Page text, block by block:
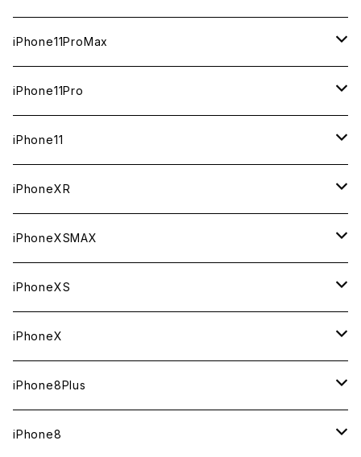
中古（整備済み）
中古（整備済み）
新品
中古（整備済み）
中古（整備済み）
新品
中古（整備済み）
128GB
新品
中古（整備済み）
新品
中古（整備済み）
128GB
新品
中古（整備済み）
64GB
新品
中古（整備済み）
256GB
新品
中古（整備済み）
128GB
新品
中古（整備済み）
64GB
新品
中古（整備済み）
iPhone11ProMax
512GB
新品
中古（整備済み）
256GB
新品
中古（整備済み）
64GB
新品
中古（整備済み）
iPhone11Pro
512GB
新品
中古（整備済み）
256GB
新品
中古（整備済み）
64GB
新品
中古（整備済み）
iPhone11
256GB
新品
中古（整備済み）
128GB
新品
中古（整備済み）
64GB
新品
中古（整備済み）
iPhoneXR
256GB
新品
中古（整備済み）
128GB
新品
中古（整備済み）
64GB
新品
中古（整備済み）
iPhoneXSMAX
512GB
新品
中古（整備済み）
256GB
新品
中古（整備済み）
64GB
新品
iPhoneXS
512GB
新品
中古（整備済み）
256GB
新品
64GB
iPhoneX
256GB
新品
64GB
iPhone8Plus
256GB
iPhone8